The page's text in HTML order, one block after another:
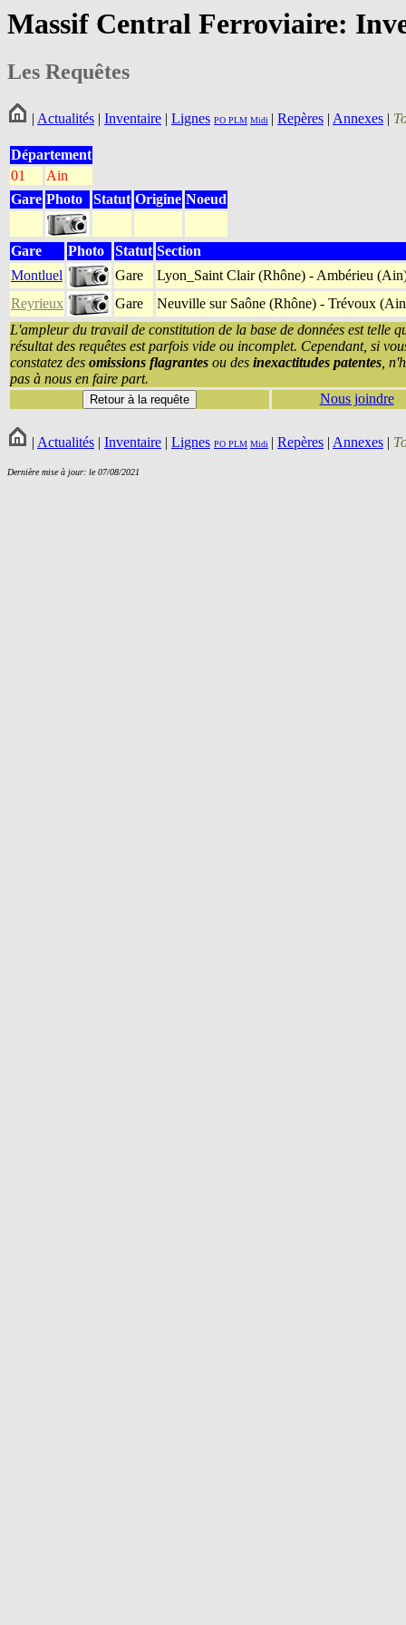
Massif Central Ferroviaire:
Les Requêtes
| Actualités | Inventaire | Lignes PO PLM Midi | Repères | Annexes |
Département
01
Ain
Gare Photo Statut Origine Noeud
Gare Photo Statut Section
Montluel
Gare
Lyon_Saint Clair (Rhône) - Ambérieu
Reyrieux
Gare
Neuville sur Saône (Rhône) - Trévoux
L'ampleur du travail de constitution de la base de données est telle
résultat des requêtes est parfois vide ou incomplet. Cependant, si
constatez des omissions flagrantes ou des inexactitudes patentes ,
pas à nous en faire part.
Nous joindre
| Actualités | Inventaire | Lignes PO PLM Midi | Repères | Annexes |
Dernière mise à jour: le 07/08/2021